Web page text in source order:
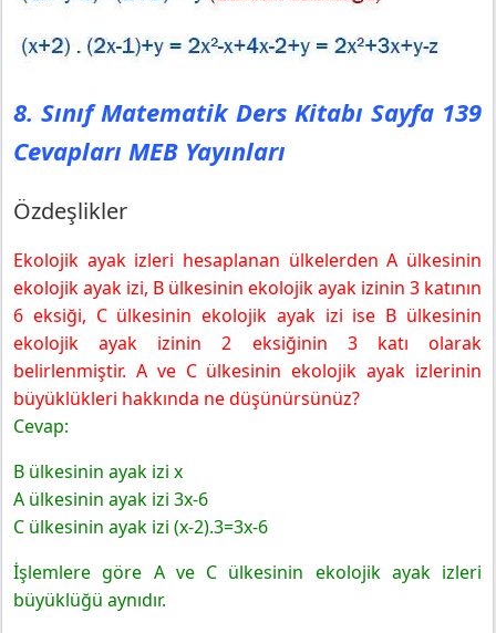
8. Sınıf Matematik Ders Kitabı Sayfa 139
Cevapları MEB Yayınları
Özdeşlikler
Ekolojik ayak izleri hesaplanan ülkelerden A ülkesinin
ekolojik ayak izi, B ülkesinin ekolojik ayak izinin 3 katının
6 eksiği, C ülkesinin ekolojik ayak izi ise B ülkesinin
ekolojik ayak izinin 2 eksiğinin 3 katı olarak
belirlenmiştir. A ve C ülkesinin ekolojik ayak izlerinin
büyüklükleri hakkında ne düşünürsünüz?
Cevap:
B ülkesinin ayak izi x
A ülkesinin ayak izi 3x-6
C ülkesinin ayak izi (x-2).3=3x-6
İşlemlere göre A ve C ülkesinin ekolojik ayak izleri
büyüklüğü aynıdır.